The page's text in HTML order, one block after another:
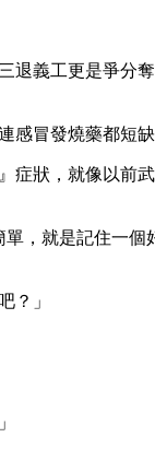
退義工更是爭分
冒發燒藥都短缺
狀，就像以前
，就是記住一
？」